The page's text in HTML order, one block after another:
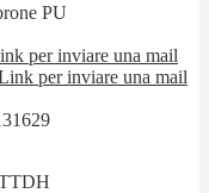
PU
per inviare una mail
per inviare una mail